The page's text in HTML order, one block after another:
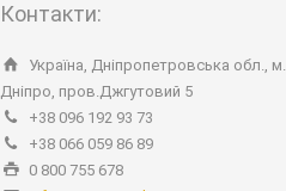
Контакти:
Україна, Дніпропетровська обл., м.
Дніпро, пров.Джгутовий 5
+38 096 192 93 73
+38 066 059 86 89
0 800 755 678